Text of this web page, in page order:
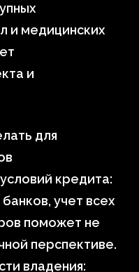
и медицинских
и
для
кредита:
учет всех
поможет не
перспективе.
владения: